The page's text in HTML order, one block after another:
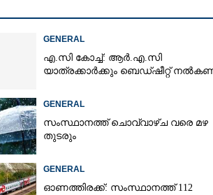
GENERAL
എ.സി കോച്ച്: ആർ.എ.സി
യാത്രക്കാർക്കും ബെഡ്ഷീറ്റ്
GENERAL
സംസ്ഥാനത്ത് ചൊവ്വാഴ്ച വരെ മഴ
തുടരും
GENERAL
ഓണത്തിരക്ക്: സംസ്ഥാനത്ത് 112